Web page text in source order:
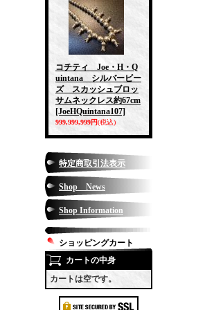
コチティ Joe・H・Q
uintana シルバービー
ズ スカッシュブロッ
サムネックレス約67cm
[JoeHQuintana107]
999,999,999円(税込)
特定商取引法表示
Shop News
Shop Information
ショッピングカート
カートの中身
カートは空です。